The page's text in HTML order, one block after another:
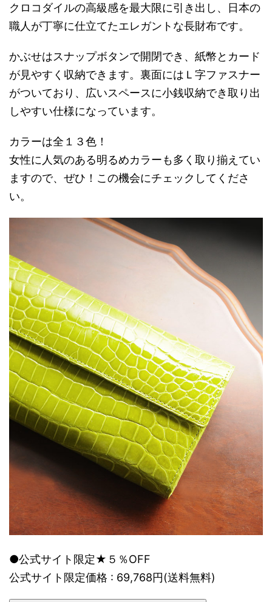
クロコダイルの高級感を最大限に引き出し、日本の
職人が丁寧に仕立てたエレガントな長財布です。
かぶせはスナップボタンで開閉でき、紙幣とカード
が見やすく収納できます。裏面にはＬ字ファスナー
がついており、広いスペースに小銭収納でき取り出
しやすい仕様になっています。
カラーは全１３色！
女性に人気のある明るめカラーも多く取り揃えてい
ますので、ぜひ！この機会にチェックしてくださ
い。
●公式サイト限定★５％OFF
公式サイト限定価格 : 69,768円(送料無料)